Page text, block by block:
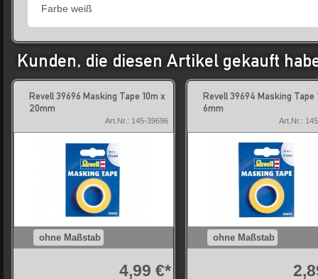
Farbe weiß
Kunden, die diesen Artikel gekauft
Revell 39696 Masking Tape 10m x
20mm
Art.Nr.: 145-39696
ohne Maßstab
4,99 €*
Revell 39694 Masking Tape
6mm
Art.Nr.:
ohne Maßstab